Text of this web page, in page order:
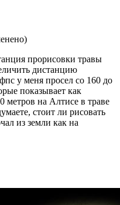
прорисовки травы
дистанцию
у меня просел со 160 до
показывает как
метров на Алтисе в траве
стоит ли рисовать
из земли как на